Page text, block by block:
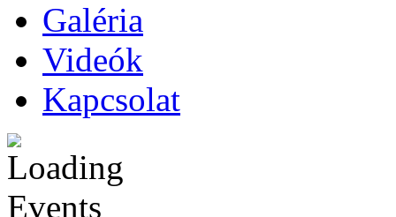
Galéria
Videók
Kapcsolat